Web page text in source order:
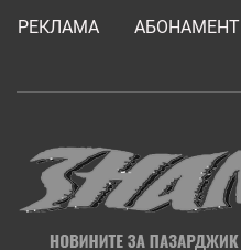
РЕКЛАМА
АБОНАМЕНТ